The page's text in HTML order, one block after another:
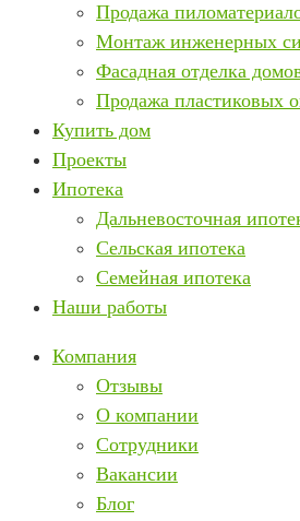
Продажа
Монтаж инженерных
Фасадная отделка
Продажа пластиковых
Купить дом
Проекты
Ипотека
Дальневосточная
Сельская ипотека
Семейная ипотека
Наши работы
Компания
Отзывы
О компании
Сотрудники
Вакансии
Блог